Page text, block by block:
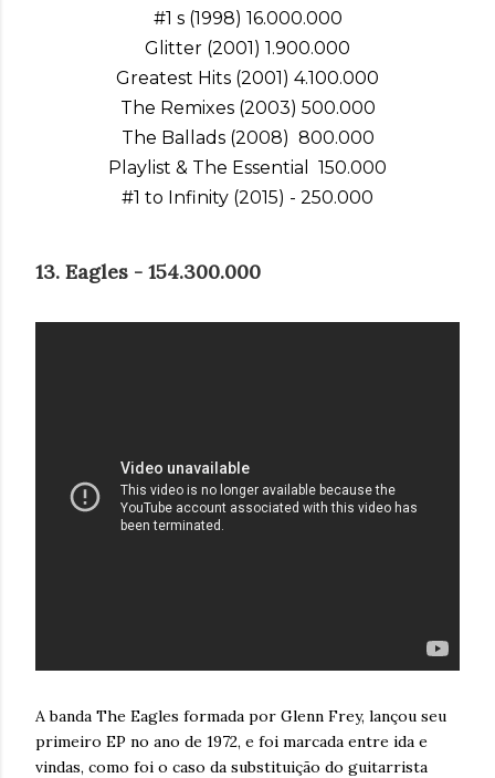
#1 s (1998) 16.000.000
Glitter (2001) 1.900.000
Greatest Hits (2001) 4.100.000
The Remixes (2003) 500.000
The Ballads (2008) 800.000
Playlist & The Essential 150.000
#1 to Infinity (2015) - 250.000
13. Eagles - 154.300.000
A banda The Eagles formada por Glenn Frey, lançou seu
primeiro EP no ano de 1972, e foi marcada entre ida e
vindas, como foi o caso da substituição do guitarrista